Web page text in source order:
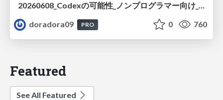
20260608_Codexの可能性_ノンプログラマー向け_大城追記
doradora09
PRO 0 760
Featured
See All Featured